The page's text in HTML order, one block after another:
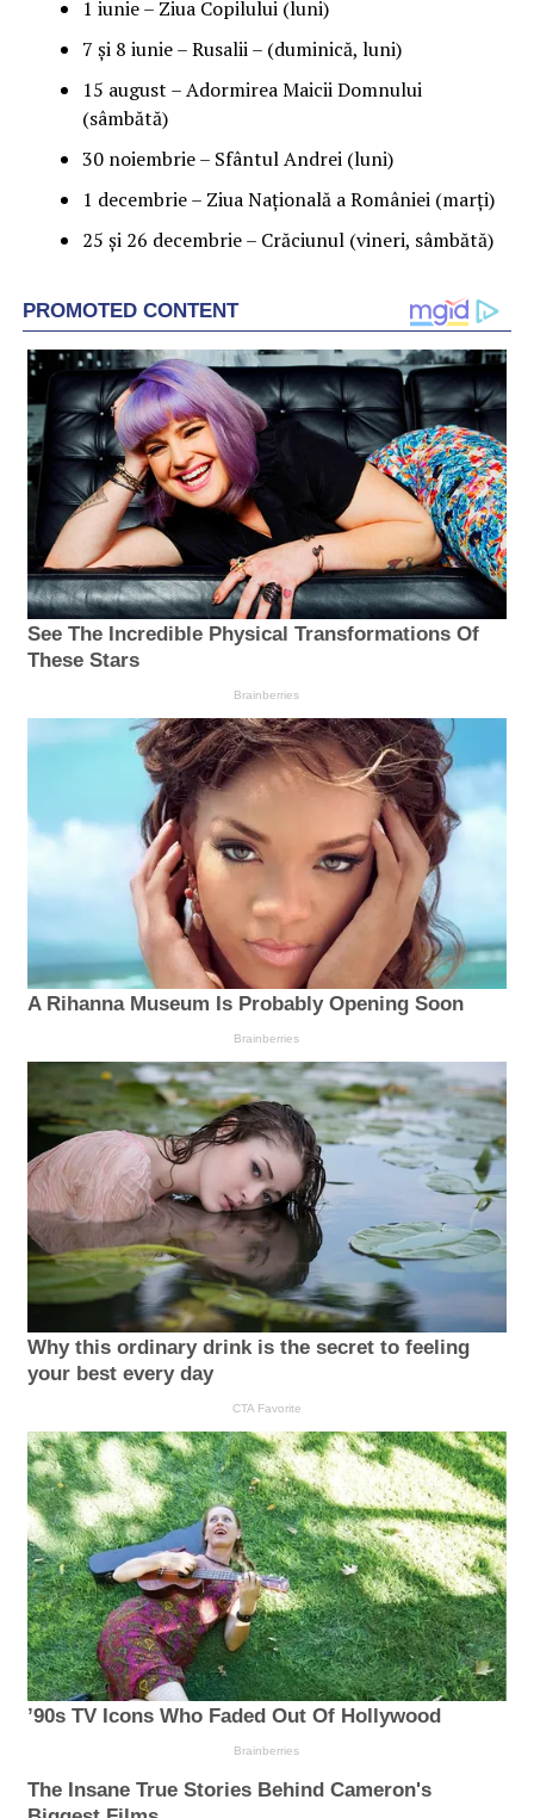
1 iunie – Ziua Copilului (luni)
7 şi 8 iunie – Rusalii – (duminică, luni)
15 august – Adormirea Maicii Domnului
(sâmbătă)
30 noiembrie – Sfântul Andrei (luni)
1 decembrie – Ziua Naţională a României (marţi)
25 şi 26 decembrie – Crăciunul (vineri, sâmbătă)